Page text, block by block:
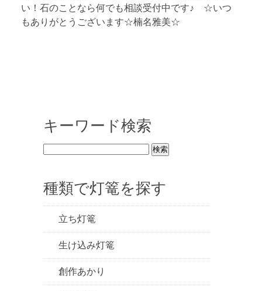
い！石のことなら何でも相談受付中です♪ ☆いつ
もありがとうございます☆楠名雅美☆
キーワード検索
種類で灯篭を探す
立ち灯篭
生け込み灯篭
創作あかり